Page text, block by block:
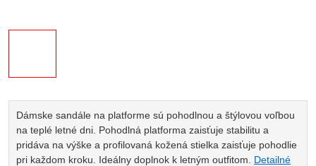
Dámske sandále na platforme sú pohodlnou a štýlovou voľbou
na teplé letné dni. Pohodlná platforma zaisťuje stabilitu a
pridáva na výške a profilovaná kožená stielka zaisťuje pohodlie
pri každom kroku. Ideálny doplnok k letným outfitom.
Detailné